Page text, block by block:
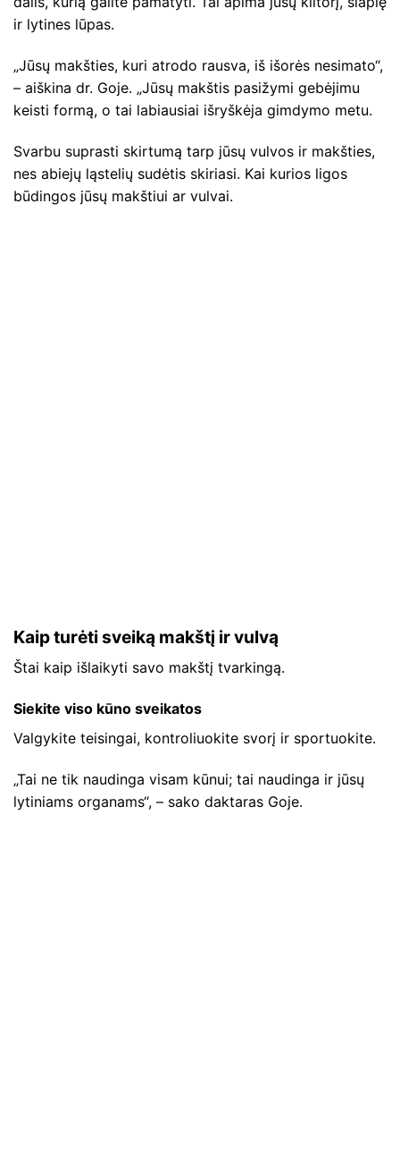
ir lytines lūpas.
„Jūsų makšties, kuri atrodo rausva, iš išorės nesimato“,
– aiškina dr. Goje. „Jūsų makštis pasižymi gebėjimu
keisti formą, o tai labiausiai išryškėja gimdymo metu.
Svarbu suprasti skirtumą tarp jūsų vulvos ir makšties,
nes abiejų ląstelių sudėtis skiriasi. Kai kurios ligos
būdingos jūsų makštiui ar vulvai.
Kaip turėti sveiką makštį ir vulvą
Štai kaip išlaikyti savo makštį tvarkingą.
Siekite viso kūno sveikatos
Valgykite teisingai, kontroliuokite svorį ir sportuokite.
„Tai ne tik naudinga visam kūnui; tai naudinga ir jūsų
lytiniams organams“, – sako daktaras Goje.